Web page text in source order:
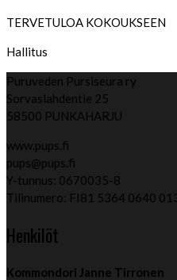
TERVETULOA KOKOUKSEEN
Hallitus
Puruveden Pursiseura ry
Sorvaslahdentie 25
58500 PUNKAHARJU
www.pups.fi
pups@pups.fi
Y-tunnus: 0670035-8
Tilinumero: FI81 5364 0640
Henkilöt
Kommondori Janne Tirronen